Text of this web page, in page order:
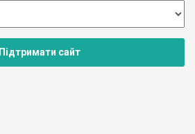
Підтримати сайт